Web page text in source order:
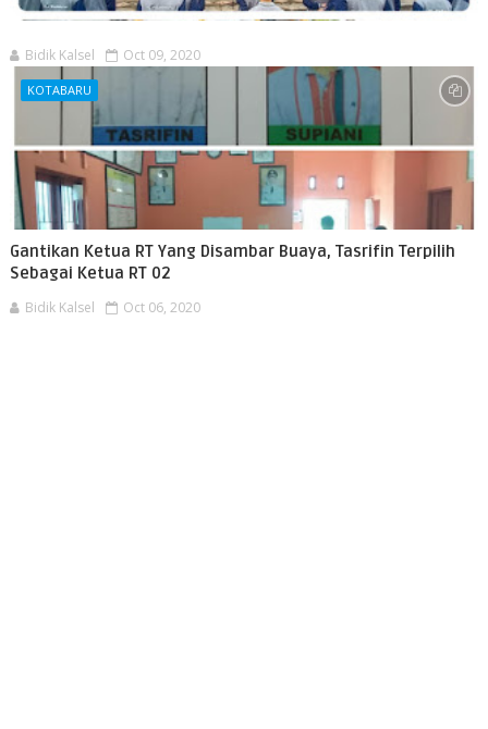
Bidik Kalsel Oct 09, 2020
KOTABARU
Gantikan Ketua RT Yang Disambar Buaya, Tasrifin Terpilih
Sebagai Ketua RT 02
Bidik Kalsel Oct 06, 2020